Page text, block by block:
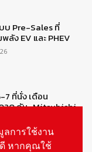
บ Pre-Sales ที่
ลัง EV และ PHEV
7 ที่นั่ง เดือน
คัน : Mitsubishi
ลการใช้งาน
หากคุณใช้